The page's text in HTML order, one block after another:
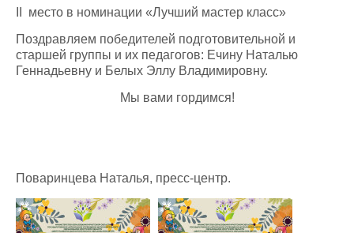
место в номинации «Лучший мастер класс»
Поздравляем победителей подготовительной и
старшей группы и их педагогов: Ечину Наталью
Геннадьевну и Белых Эллу Владимировну.
Мы вами гордимся!
Поваринцева Наталья, пресс-центр.